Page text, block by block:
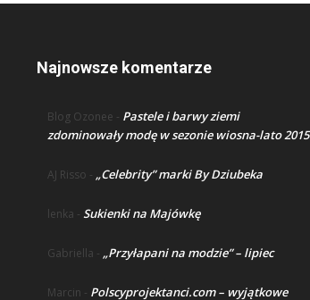
Najnowsze komentarze
Blog Ozonee - Pastele i barwy ziemi
zdominowały modę w sezonie wiosna-lato 2015
AJ Risso - „Celebrity” marki By Dziubeka
lenka - Sukienki na Majówkę
Gabriella - „Przyłapani na modzie” – lipiec
Marcin - Polscyprojektanci.com – wyjątkowe